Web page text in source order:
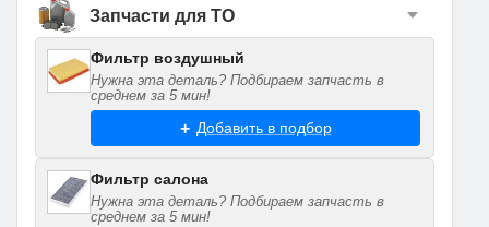
Запчасти для ТО
Фильтр воздушный
Нужна эта деталь? Подбираем запчасть в
среднем за 5 мин!
Добавить в подбор
Фильтр салона
Нужна эта деталь? Подбираем запчасть в
среднем за 5 мин!